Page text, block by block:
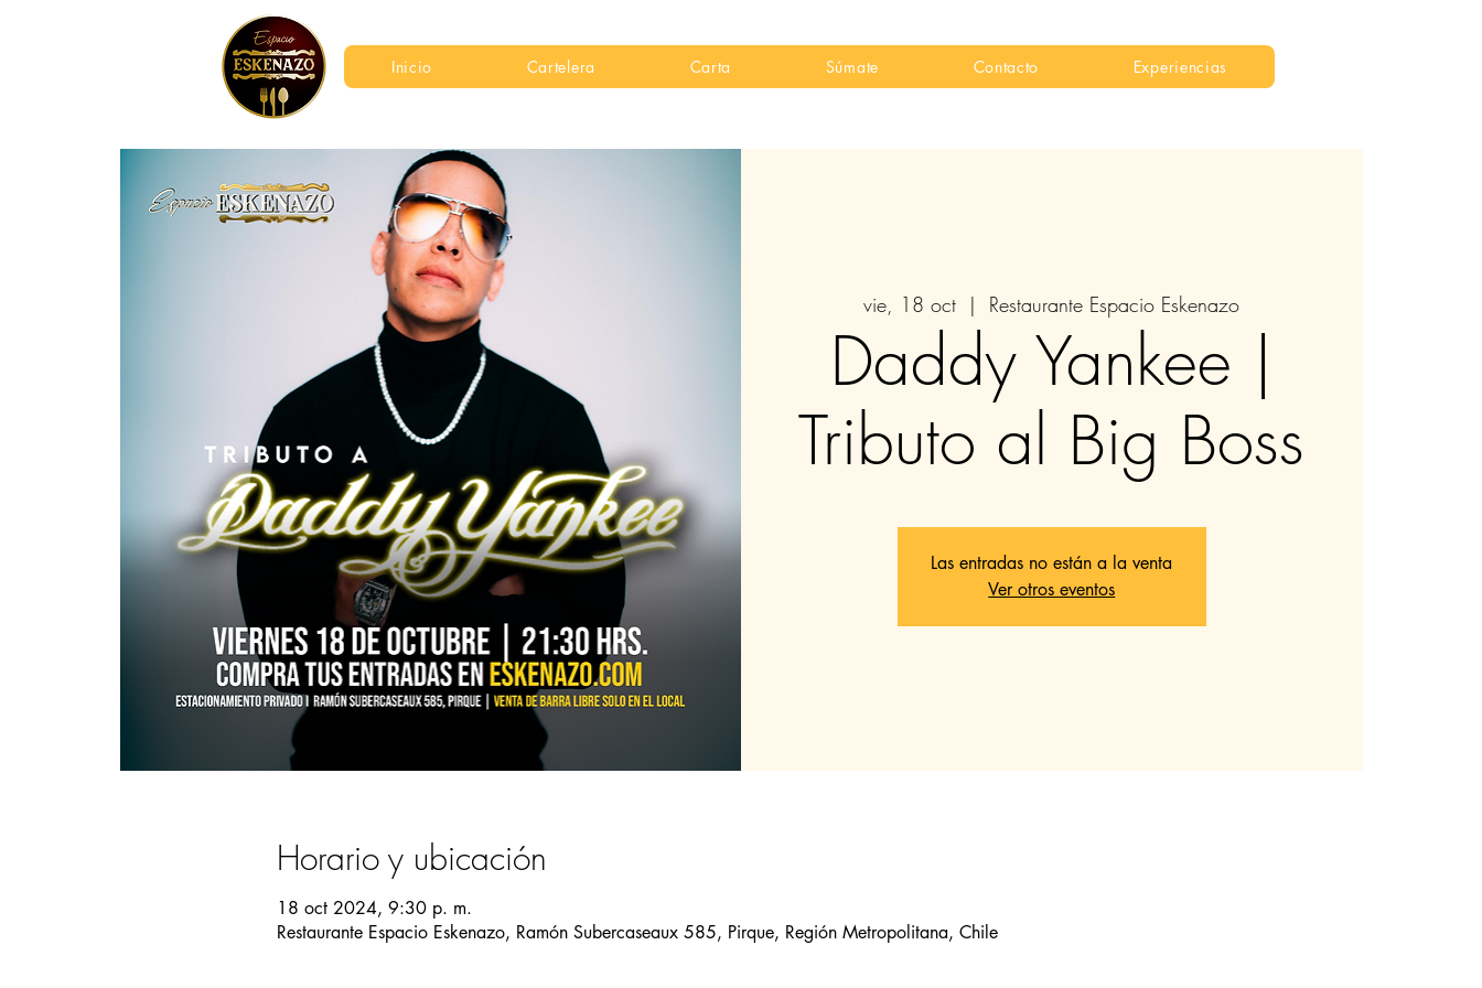
Inicio Cartelera Carta Súmate Contacto Experiencias
vie, 18 oct
  |
Restaurante Espacio Eskenazo
Daddy Yankee |
Tributo al Big Boss
Las entradas no están a la venta
Ver otros eventos
Horario y ubicación
18 oct 2024, 9:30 p. m.
Restaurante Espacio Eskenazo, Ramón Subercaseaux 585, Pirque, Región Metropolitana, Chile